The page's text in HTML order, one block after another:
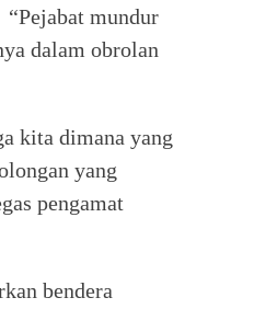
mundur
dalam obrolan
kita dimana yang
yang
pengamat
bendera